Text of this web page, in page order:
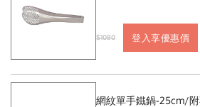
$1080 登入享優惠價
網紋單手鐵鍋-25cm/